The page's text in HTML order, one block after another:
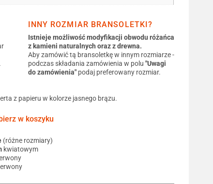
INNY ROZMIAR BRANSOLETKI?
Istnieje możliwość modyfikacji obwodu różańca
z kamieni naturalnych oraz z drewna.
Aby zamówić tą bransoletkę w innym rozmiarze -
podczas składania zamówienia w polu "Uwagi
do zamówienia"podaj preferowany rozmiar.
z papieru w kolorze jasnego brązu.
w koszyku
(różne rozmiary)
kwiatowym